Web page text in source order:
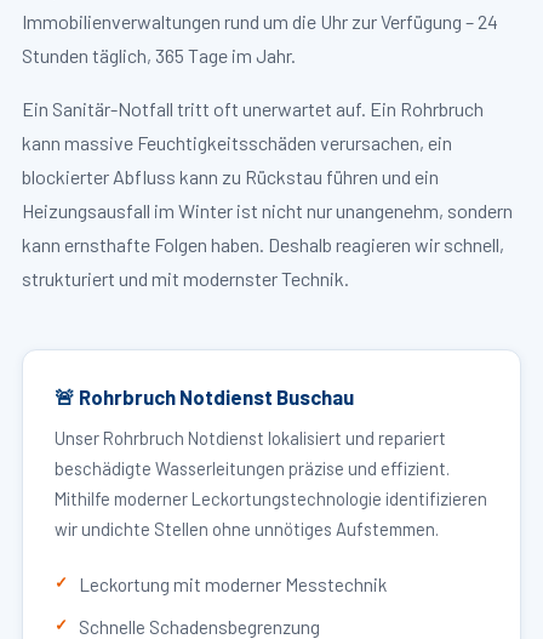
Immobilienverwaltungen rund um die Uhr zur Verfügung – 24
Stunden täglich, 365 Tage im Jahr.
Ein Sanitär-Notfall tritt oft unerwartet auf. Ein Rohrbruch
kann massive Feuchtigkeitsschäden verursachen, ein
blockierter Abfluss kann zu Rückstau führen und ein
Heizungsausfall im Winter ist nicht nur unangenehm, sondern
kann ernsthafte Folgen haben. Deshalb reagieren wir schnell,
strukturiert und mit modernster Technik.
🚨 Rohrbruch Notdienst Buschau
Unser Rohrbruch Notdienst lokalisiert und repariert
beschädigte Wasserleitungen präzise und effizient.
Mithilfe moderner Leckortungstechnologie identifizieren
wir undichte Stellen ohne unnötiges Aufstemmen.
Leckortung mit moderner Messtechnik
Schnelle Schadensbegrenzung